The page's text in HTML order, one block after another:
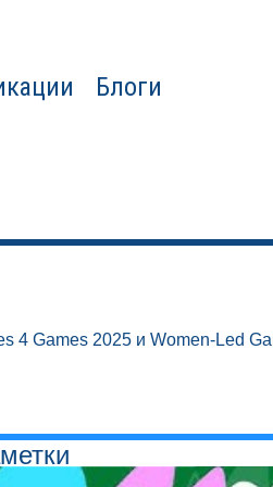
Блоги
4 Games 2025 и Women-Led